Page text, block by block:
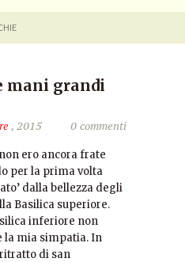
mani grandi
, 2015 0 commenti
ero ancora frate
per la prima volta
dalla bellezza degli
Basilica superiore.
inferiore non
la mia simpatia. In
di san